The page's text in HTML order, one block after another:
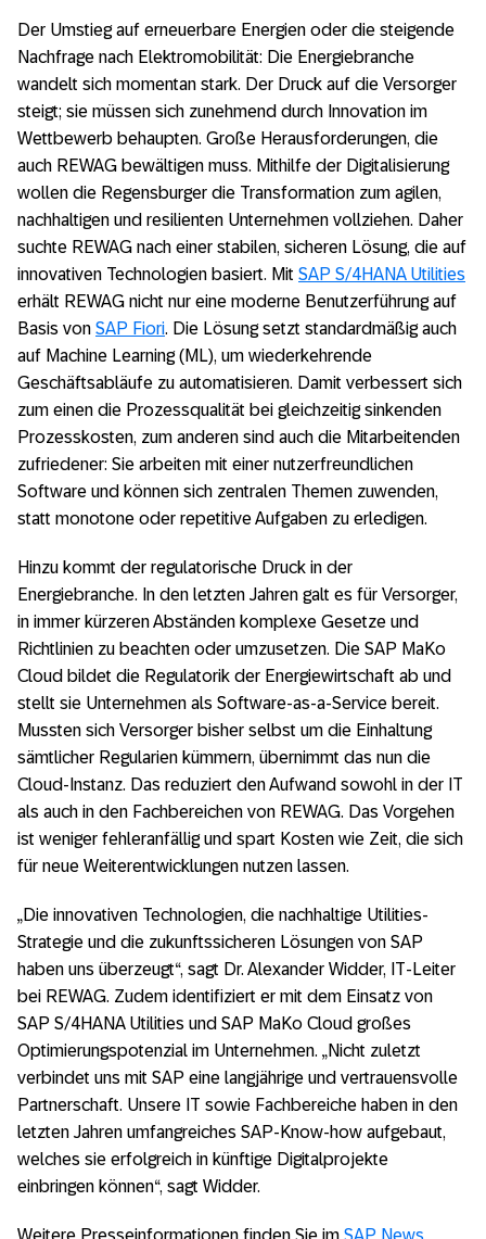
Der Umstieg auf erneuerbare Energien oder die steigende
Nachfrage nach Elektromobilität: Die Energiebranche
wandelt sich momentan stark. Der Druck auf die Versorger
steigt; sie müssen sich zunehmend durch Innovation im
Wettbewerb behaupten. Große Herausforderungen, die
auch REWAG bewältigen muss. Mithilfe der Digitalisierung
wollen die Regensburger die Transformation zum agilen,
nachhaltigen und resilienten Unternehmen vollziehen. Daher
suchte REWAG nach einer stabilen, sicheren Lösung, die auf
innovativen Technologien basiert. Mit SAP S/4HANA Utilities
erhält REWAG nicht nur eine moderne Benutzerführung auf
Basis von SAP Fiori. Die Lösung setzt standardmäßig auch
auf Machine Learning (ML), um wiederkehrende
Geschäftsabläufe zu automatisieren. Damit verbessert sich
zum einen die Prozessqualität bei gleichzeitig sinkenden
Prozesskosten, zum anderen sind auch die Mitarbeitenden
zufriedener: Sie arbeiten mit einer nutzerfreundlichen
Software und können sich zentralen Themen zuwenden,
statt monotone oder repetitive Aufgaben zu erledigen.
Hinzu kommt der regulatorische Druck in der
Energiebranche. In den letzten Jahren galt es für Versorger,
in immer kürzeren Abständen komplexe Gesetze und
Richtlinien zu beachten oder umzusetzen. Die SAP MaKo
Cloud bildet die Regulatorik der Energiewirtschaft ab und
stellt sie Unternehmen als Software-as-a-Service bereit.
Mussten sich Versorger bisher selbst um die Einhaltung
sämtlicher Regularien kümmern, übernimmt das nun die
Cloud-Instanz. Das reduziert den Aufwand sowohl in der IT
als auch in den Fachbereichen von REWAG. Das Vorgehen
ist weniger fehleranfällig und spart Kosten wie Zeit, die sich
für neue Weiterentwicklungen nutzen lassen.
„Die innovativen Technologien, die nachhaltige Utilities-
Strategie und die zukunftssicheren Lösungen von SAP
haben uns überzeugt“, sagt Dr. Alexander Widder, IT-Leiter
bei REWAG. Zudem identifiziert er mit dem Einsatz von
SAP S/4HANA Utilities und SAP MaKo Cloud großes
Optimierungspotenzial im Unternehmen. „Nicht zuletzt
verbindet uns mit SAP eine langjährige und vertrauensvolle
Partnerschaft. Unsere IT sowie Fachbereiche haben in den
letzten Jahren umfangreiches SAP-Know-how aufgebaut,
welches sie erfolgreich in künftige Digitalprojekte
einbringen können“, sagt Widder.
Weitere Presseinformationen finden Sie im SAP News